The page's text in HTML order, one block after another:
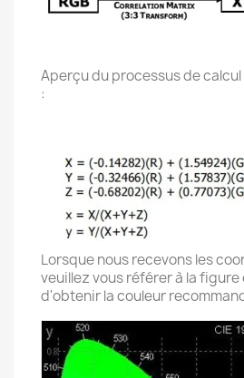
Aperçu du processus de
:
Lorsque nous recevons les
veuillez vous référer à la
d'obtenir la couleur